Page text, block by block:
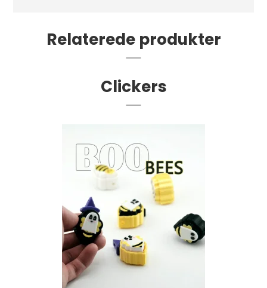
Relaterede produkter
Clickers